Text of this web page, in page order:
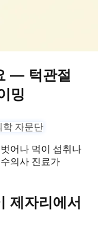
— 턱관절
밍
학 자문단
어나 먹이 섭취나
의사 진료가
제자리에서